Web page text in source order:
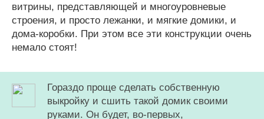
витрины, представляющей и многоуровневые
строения, и просто лежанки, и мягкие домики, и
дома-коробки. При этом все эти конструкции очень
немало стоят!
Гораздо проще сделать собственную
выкройку и сшить такой домик своими
руками. Он будет, во-первых,